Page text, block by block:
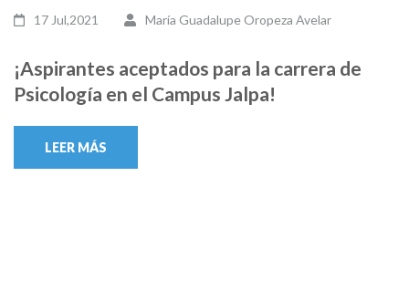
17 Jul,2021 María Guadalupe Oropeza Avelar
¡Aspirantes aceptados para la carrera de
Psicología en el Campus Jalpa!
LEER MÁS